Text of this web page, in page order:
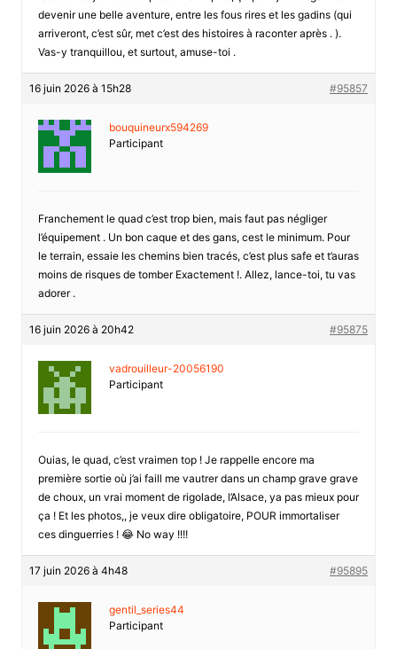
devenir une belle aventure, entre les fous rires et les gadins (qui
arriveront, c’est sûr, met c’est des histoires à raconter après . ).
Vas-y tranquillou, et surtout, amuse-toi .
16 juin 2026 à 15h28 #95857
bouquineurx594269
Participant
Franchement le quad c’est trop bien, mais faut pas négliger
l’équipement . Un bon caque et des gans, cest le minimum. Pour
le terrain, essaie les chemins bien tracés, c’est plus safe et t’auras
moins de risques de tomber Exactement !. Allez, lance-toi, tu vas
adorer .
16 juin 2026 à 20h42 #95875
vadrouilleur-20056190
Participant
Ouias, le quad, c’est vraimen top ! Je rappelle encore ma
première sortie où j’ai faill me vautrer dans un champ grave grave
de choux, un vrai moment de rigolade, l’Alsace, ya pas mieux pour
ça ! Et les photos,, je veux dire obligatoire, POUR immortaliser
ces dinguerries ! 😂 No way !!!!
17 juin 2026 à 4h48 #95895
gentil_series44
Participant